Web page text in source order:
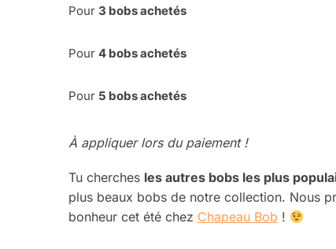
Pour 3 bobs achetés
Pour4 bobs achetés
Pour 5 bobs achetés
À appliquer lors du paiement !
Tu cherches les autres bobs les plus
plus beaux bobs de notre collection. Nous
bonheur cet été chez Chapeau Bob !